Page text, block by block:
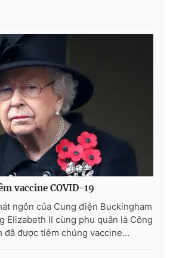
VTV Thể thao
Bất động sản
Tấm lòng Việt
Vươn mình bằng AI
VTV8
vaccine COVID-19
ngôn của Cung điện Buckingham
Elizabeth II cùng phu quân là Công
đã được tiêm chủng vaccine...